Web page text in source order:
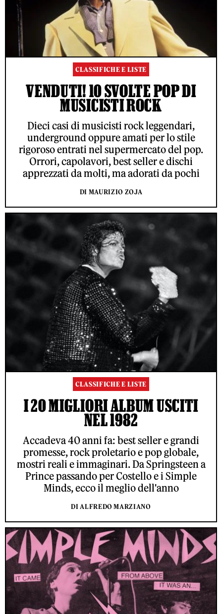
CLASSIFICHE E LISTE
VENDUTI! 10 SVOLTE POP DI
MUSICISTI ROCK
Dieci casi di musicisti rock leggendari,
underground oppure amati per lo stile
rigoroso entrati nel supermercato del pop.
Orrori, capolavori, best seller e dischi
apprezzati da molti, ma adorati da pochi
DI MAURIZIO ZOJA
CLASSIFICHE E LISTE
I 20 MIGLIORI ALBUM USCITI
NEL 1982
Accadeva 40 anni fa: best seller e grandi
promesse, rock proletario e pop globale,
mostri reali e immaginari. Da Springsteen a
Prince passando per Costello e i Simple
Minds, ecco il meglio dell'anno
DI ALFREDO MARZIANO